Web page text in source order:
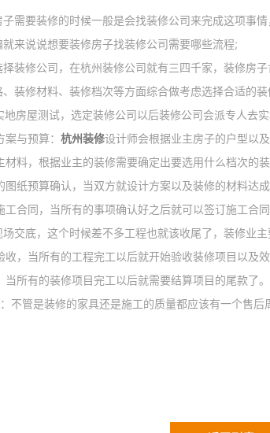
要装修的时候一般是会找装修公司来完成这项事情
就来说说想要装修房子找装修公司需要哪些流程;
修公司，在杭州装修公司就有三四千家，装修房子
装修材料、装修档次等方面综合做考虑选择合适的装
屋测试，选定装修公司以后装修公司会派专人去实
与预算： 杭州装修设计师会根据业主房子的户型以
，根据业主的装修需要确定出要选用什么档次的
预算确认，当双方就设计方案以及装修的材料达成
同，当所有的事项确认好之后就可以签订施工合同
底，这个时候差不多工程也就该收尾了，装修业主
当所有的工程完工以后就开始验收装修项目以及效
有的装修项目完工以后就需要结算项目的尾款了。
管是装修的家具还是施工的质量都应该有一个售后